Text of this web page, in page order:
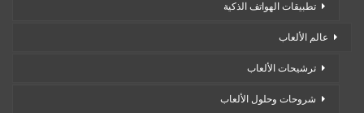
تطبيقات الهواتف الذكية
عالم الألعاب
ترشيحات الألعاب
شروحات وحلول الألعاب